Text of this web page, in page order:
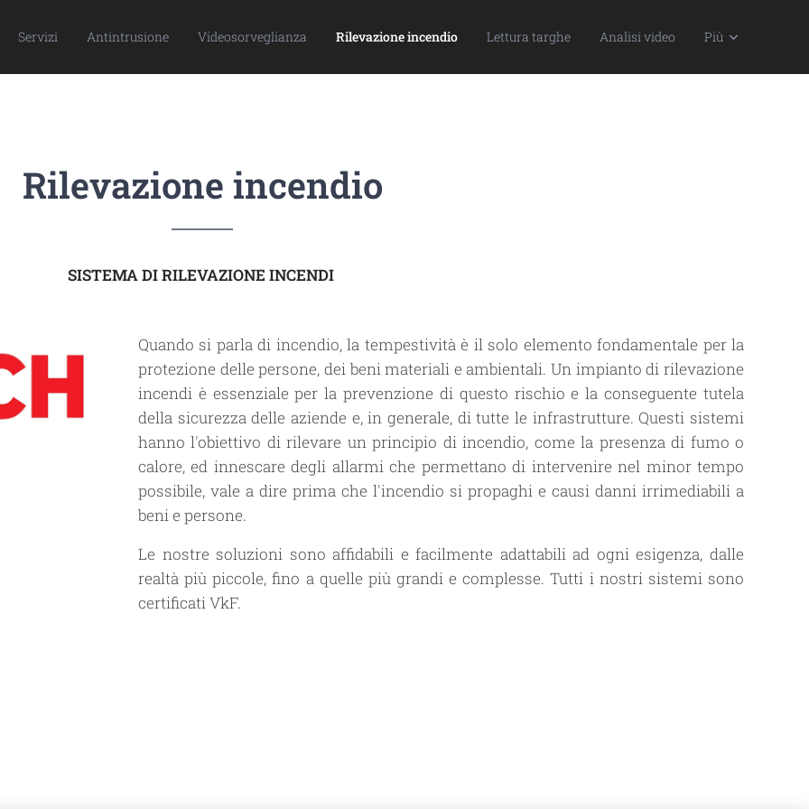
Servizi Antintrusione Videosorveglianza Rilevazione incendio Lettura targhe Analisi video Più
Rilevazione incendio
SISTEMA DI RILEVAZIONE INCENDI
Quando si parla di incendio, la tempestività è il solo elemento fondamentale per la
protezione delle persone, dei beni materiali e ambientali. Un impianto di rilevazione
incendi è essenziale per la prevenzione di questo rischio e la conseguente tutela
della sicurezza delle aziende e, in generale, di tutte le infrastrutture. Questi sistemi
hanno l'obiettivo di rilevare un principio di incendio, come la presenza di fumo o
calore, ed innescare degli allarmi che permettano di intervenire nel minor tempo
possibile, vale a dire prima che l'incendio si propaghi e causi danni irrimediabili a
beni e persone.
Le nostre soluzioni sono affidabili e facilmente adattabili ad ogni esigenza, dalle
realtà più piccole, fino a quelle più grandi e complesse. Tutti i nostri sistemi sono
certificati VkF.